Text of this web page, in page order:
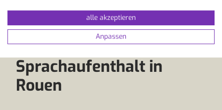
Deine Anreise zum
Sprachaufenthalt in
Rouen
alle akzeptieren
Anpassen